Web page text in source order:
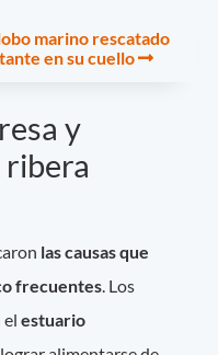
marino rescatado
en su cuello
y
ribera
las causas que
frecuentes. Los
elestuario